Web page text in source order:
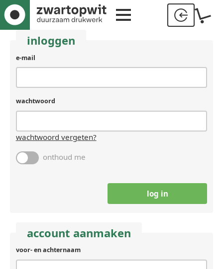
inloggen
gebruikersnaam
(laat
als
een
mens
e-mail
wachtwoord
wachtwoord vergeten?
onthoud me
account aanmaken
voor- en achternaam